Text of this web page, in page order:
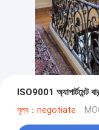
ISO9001 অ্যাপার্টমেন্ট
মূল্য：negotiate